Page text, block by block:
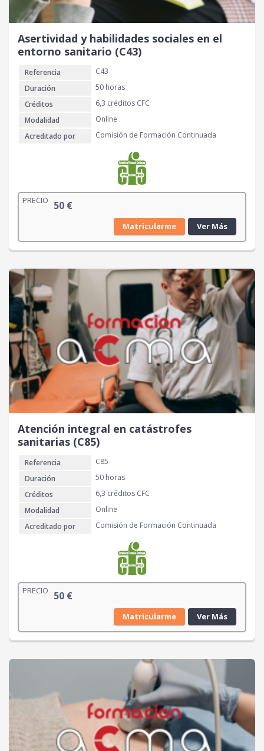
Asertividad y habilidades sociales en el
entorno sanitario (C43)
Referencia
C43
Duración
50 horas
Créditos
6,3 créditos CFC
Modalidad
Online
Acreditado por
Comisión de Formación Continuada
PRECIO 50 €
Matricularme Ver Más
Atención integral en catástrofes
sanitarias (C85)
Referencia
C85
Duración
50 horas
Créditos
6,3 créditos CFC
Modalidad
Online
Acreditado por
Comisión de Formación Continuada
PRECIO 50 €
Matricularme Ver Más